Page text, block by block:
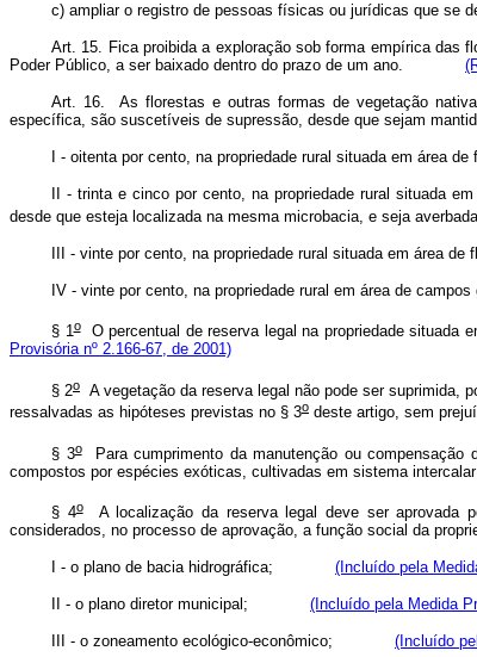
c) ampliar o registro de pessoas físicas ou jurídicas que se
Art. 15. Fica proibida a exploração sob forma empírica das
Poder Público, a ser baixado dentro do prazo de um ano.
Art. 16. As florestas e outras formas de vegetação
específica, são suscetíveis de supressão, desde que sejam
I - oitenta por cento, na propriedade rural situada em
II - trinta e cinco por cento, na propriedade rural situada
desde que esteja localizada na mesma microbacia, e seja
III - vinte por cento, na propriedade rural situada em
IV - vinte por cento, na propriedade rural em área de
§ 1oO percentual de reserva legal na propriedade
Provisória nº 2.166-67, de 2001)
§ 2o
A vegetação da reserva legal não pode ser suprimida,
ressalvadas as hipóteses previstas no § 3o deste artigo, sem
§ 3oPara cumprimento da manutenção ou compensação
compostos por espécies exóticas, cultivadas em sistema
§ 4oA localização da reserva legal deve ser aprovada
considerados, no processo de aprovação, a função social da
I - o plano de bacia hidrográfica; (Incluído pela
II - o plano diretor municipal; (Incluído pela Medida
III - o zoneamento ecológico-econômico; (Incluído